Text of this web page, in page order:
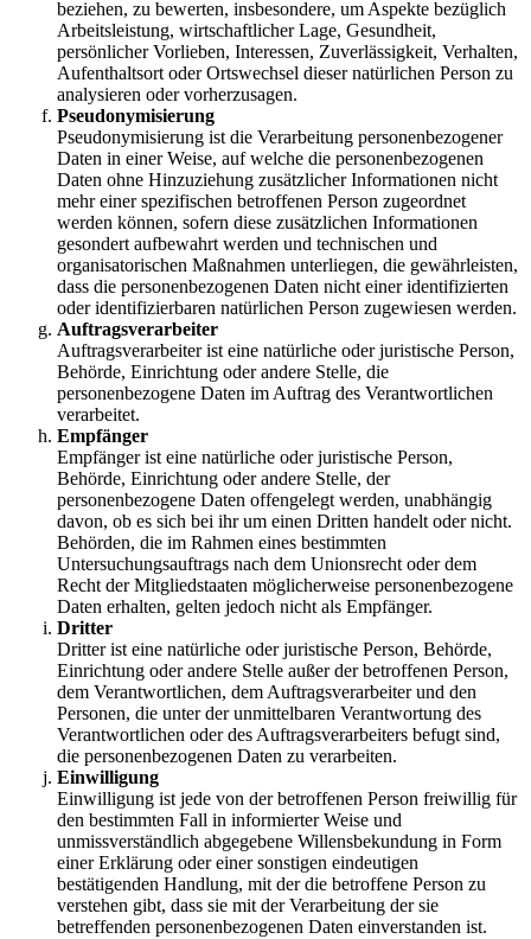
beziehen, zu bewerten, insbesondere, um Aspekte bezüglich
Arbeitsleistung, wirtschaftlicher Lage, Gesundheit,
persönlicher Vorlieben, Interessen, Zuverlässigkeit, Verhalten,
Aufenthaltsort oder Ortswechsel dieser natürlichen Person zu
analysieren oder vorherzusagen.
Pseudonymisierung
Pseudonymisierung ist die Verarbeitung personenbezogener
Daten in einer Weise, auf welche die personenbezogenen
Daten ohne Hinzuziehung zusätzlicher Informationen nicht
mehr einer spezifischen betroffenen Person zugeordnet
werden können, sofern diese zusätzlichen Informationen
gesondert aufbewahrt werden und technischen und
organisatorischen Maßnahmen unterliegen, die gewährleisten,
dass die personenbezogenen Daten nicht einer identifizierten
oder identifizierbaren natürlichen Person zugewiesen werden.
Auftragsverarbeiter
Auftragsverarbeiter ist eine natürliche oder juristische Person,
Behörde, Einrichtung oder andere Stelle, die
personenbezogene Daten im Auftrag des Verantwortlichen
verarbeitet.
Empfänger
Empfänger ist eine natürliche oder juristische Person,
Behörde, Einrichtung oder andere Stelle, der
personenbezogene Daten offengelegt werden, unabhängig
davon, ob es sich bei ihr um einen Dritten handelt oder nicht.
Behörden, die im Rahmen eines bestimmten
Untersuchungsauftrags nach dem Unionsrecht oder dem
Recht der Mitgliedstaaten möglicherweise personenbezogene
Daten erhalten, gelten jedoch nicht als Empfänger.
Dritter
Dritter ist eine natürliche oder juristische Person, Behörde,
Einrichtung oder andere Stelle außer der betroffenen Person,
dem Verantwortlichen, dem Auftragsverarbeiter und den
Personen, die unter der unmittelbaren Verantwortung des
Verantwortlichen oder des Auftragsverarbeiters befugt sind,
die personenbezogenen Daten zu verarbeiten.
Einwilligung
Einwilligung ist jede von der betroffenen Person freiwillig für
den bestimmten Fall in informierter Weise und
unmissverständlich abgegebene Willensbekundung in Form
einer Erklärung oder einer sonstigen eindeutigen
bestätigenden Handlung, mit der die betroffene Person zu
verstehen gibt, dass sie mit der Verarbeitung der sie
betreffenden personenbezogenen Daten einverstanden ist.